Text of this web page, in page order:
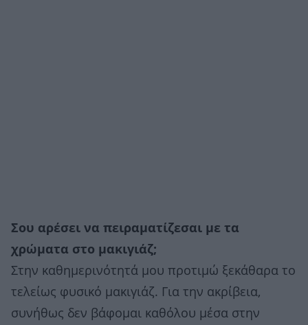
Σου αρέσει να πειραματίζεσαι με τα
χρώματα στο μακιγιάζ;
Στην καθημερινότητά μου προτιμώ ξεκάθαρα το
τελείως φυσικό μακιγιάζ. Για την ακρίβεια,
συνήθως δεν βάφομαι καθόλου μέσα στην